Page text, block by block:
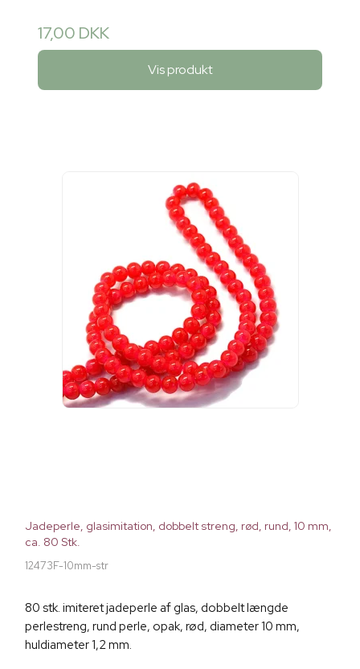
17,00 DKK
Vis produkt
Jadeperle, glasimitation, dobbelt streng, rød, rund, 10 mm,
ca. 80 Stk.
12473F-10mm-str
80 stk. imiteret jadeperle af glas, dobbelt længde
perlestreng, rund perle, opak, rød, diameter 10 mm,
huldiameter 1,2 mm.